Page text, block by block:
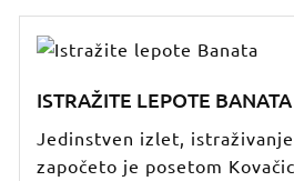
ISTRAŽITE LEPOTE BANATA
Jedinstven izlet,
započeto je posetom